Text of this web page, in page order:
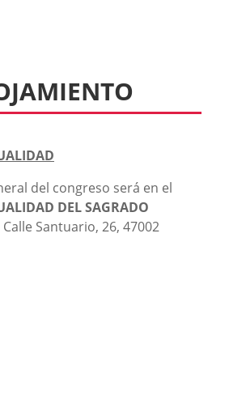
del congreso será en el
DEL SAGRADO
Calle Santuario, 26, 47002